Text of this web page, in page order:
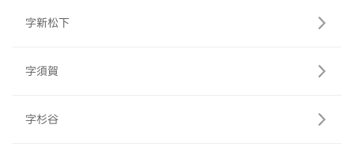
字新松下
字須賀
字杉谷